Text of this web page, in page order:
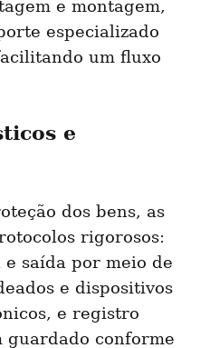
e montagem,
especializado
um fluxo
e
dos bens, as
rigorosos:
saída por meio de
e dispositivos
e registro
guardado conforme